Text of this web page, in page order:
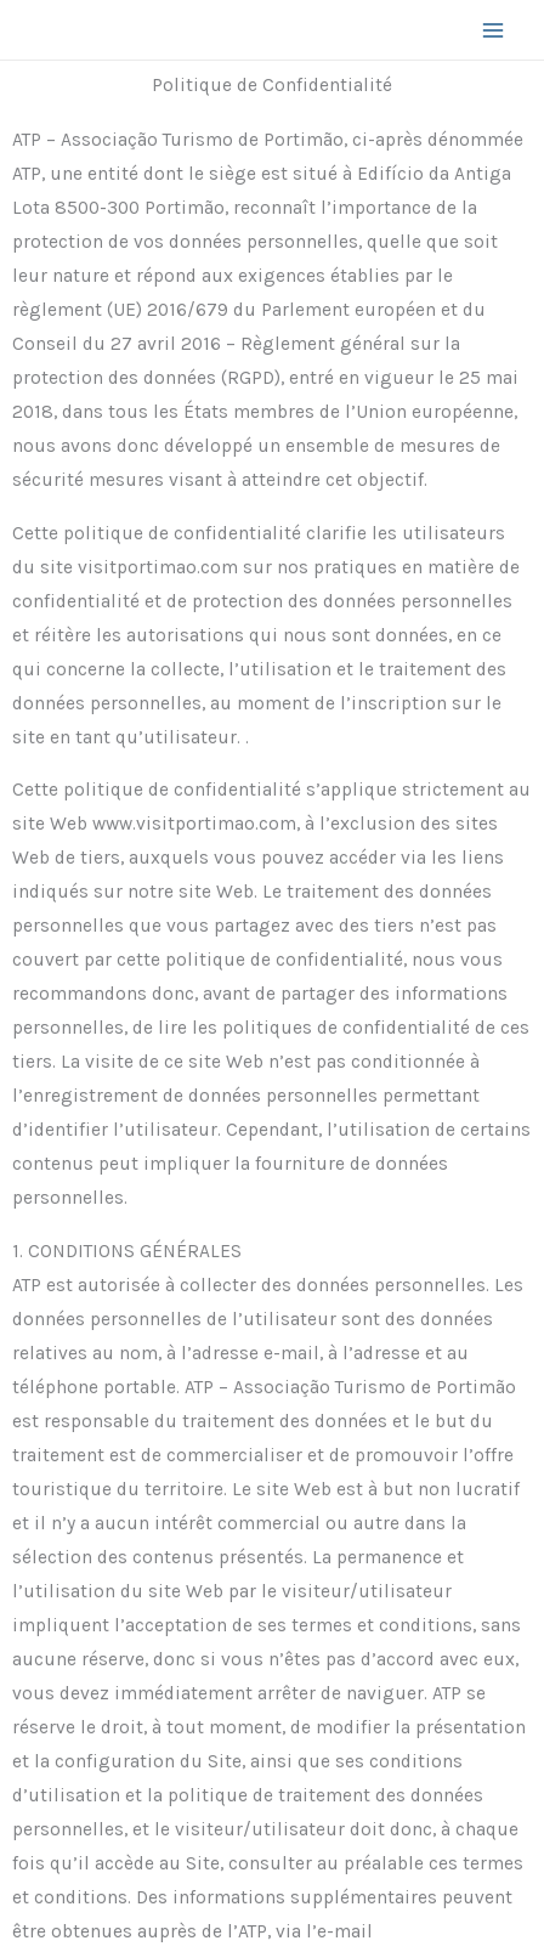
Politique de Confidentialité
ATP – Associação Turismo de Portimão, ci-après dénommée
ATP, une entité dont le siège est situé à Edifício da Antiga
Lota 8500-300 Portimão, reconnaît l’importance de la
protection de vos données personnelles, quelle que soit
leur nature et répond aux exigences établies par le
règlement (UE) 2016/679 du Parlement européen et du
Conseil du 27 avril 2016 – Règlement général sur la
protection des données (RGPD), entré en vigueur le 25 mai
2018, dans tous les États membres de l’Union européenne,
nous avons donc développé un ensemble de mesures de
sécurité mesures visant à atteindre cet objectif.
Cette politique de confidentialité clarifie les utilisateurs
du site visitportimao.com sur nos pratiques en matière de
confidentialité et de protection des données personnelles
et réitère les autorisations qui nous sont données, en ce
qui concerne la collecte, l’utilisation et le traitement des
données personnelles, au moment de l’inscription sur le
site en tant qu’utilisateur. .
Cette politique de confidentialité s’applique strictement au
site Web www.visitportimao.com, à l’exclusion des sites
Web de tiers, auxquels vous pouvez accéder via les liens
indiqués sur notre site Web. Le traitement des données
personnelles que vous partagez avec des tiers n’est pas
couvert par cette politique de confidentialité, nous vous
recommandons donc, avant de partager des informations
personnelles, de lire les politiques de confidentialité de ces
tiers. La visite de ce site Web n’est pas conditionnée à
l’enregistrement de données personnelles permettant
d’identifier l’utilisateur. Cependant, l’utilisation de certains
contenus peut impliquer la fourniture de données
personnelles.
1. CONDITIONS GÉNÉRALES
ATP est autorisée à collecter des données personnelles. Les
données personnelles de l’utilisateur sont des données
relatives au nom, à l’adresse e-mail, à l’adresse et au
téléphone portable. ATP – Associação Turismo de Portimão
est responsable du traitement des données et le but du
traitement est de commercialiser et de promouvoir l’offre
touristique du territoire. Le site Web est à but non lucratif
et il n’y a aucun intérêt commercial ou autre dans la
sélection des contenus présentés. La permanence et
l’utilisation du site Web par le visiteur/utilisateur
impliquent l’acceptation de ses termes et conditions, sans
aucune réserve, donc si vous n’êtes pas d’accord avec eux,
vous devez immédiatement arrêter de naviguer. ATP se
réserve le droit, à tout moment, de modifier la présentation
et la configuration du Site, ainsi que ses conditions
d’utilisation et la politique de traitement des données
personnelles, et le visiteur/utilisateur doit donc, à chaque
fois qu’il accède au Site, consulter au préalable ces termes
et conditions. Des informations supplémentaires peuvent
être obtenues auprès de l’ATP, via l’e-mail